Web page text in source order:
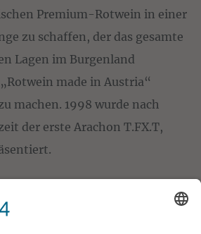
Premium-Rotwein in einer
zu schaffen, der das gesamte
Lagen im Burgenland
made in Austria“
machen. 1998 wurde nach
der erste Arachon T.FX.T,